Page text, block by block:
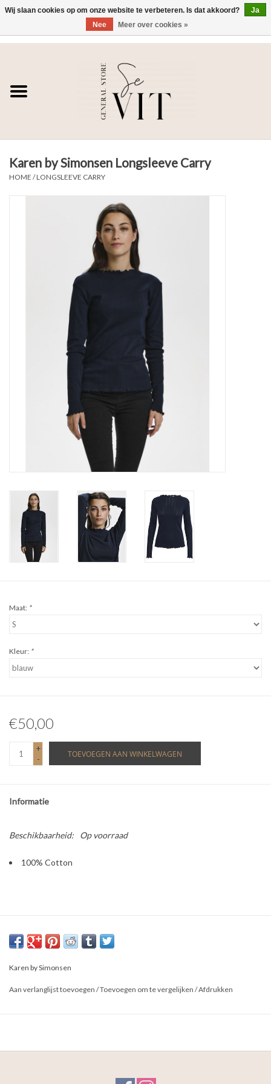
SE VIT
HEREN
WONEN
Karen by Simonsen Longsleeve Carry
HOME /LONGSLEEVE CARRY
Maat: *
Kleur: *
€50,00
+
-
TOEVOEGEN AAN WINKELWAGEN
Informatie
Beschikbaarheid: Op voorraad
100% Cotton
Karen by Simonsen
Aan verlanglijst toevoegen /Toevoegen om te vergelijken /Afdrukken
Wij slaan cookies op om onze website te verbeteren. Is dat akkoord?
Ja
Nee
Meer over cookies »